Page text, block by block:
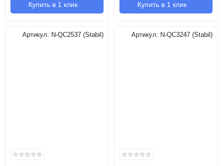
Купить в 1 клик Купить в 1 клик
Артикул: N-QC2537 (Stabil) Артикул: N-QC3247 (Stabil)